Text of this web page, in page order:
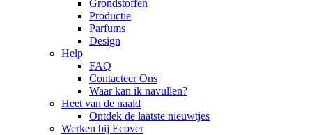
Grondstoffen
Productie
Parfums
Design
Help
FAQ
Contacteer Ons
Waar kan ik navullen?
Heet van de naald
Ontdek de laatste nieuwtjes
Werken bij Ecover